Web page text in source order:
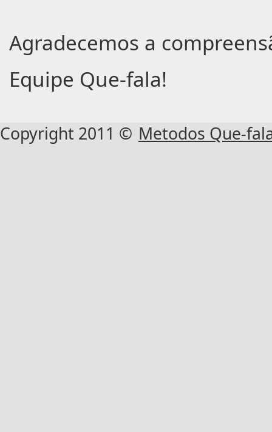
Agradecemos a
Equipe Que-fala!
Copyright 2011 © Metodos Que-